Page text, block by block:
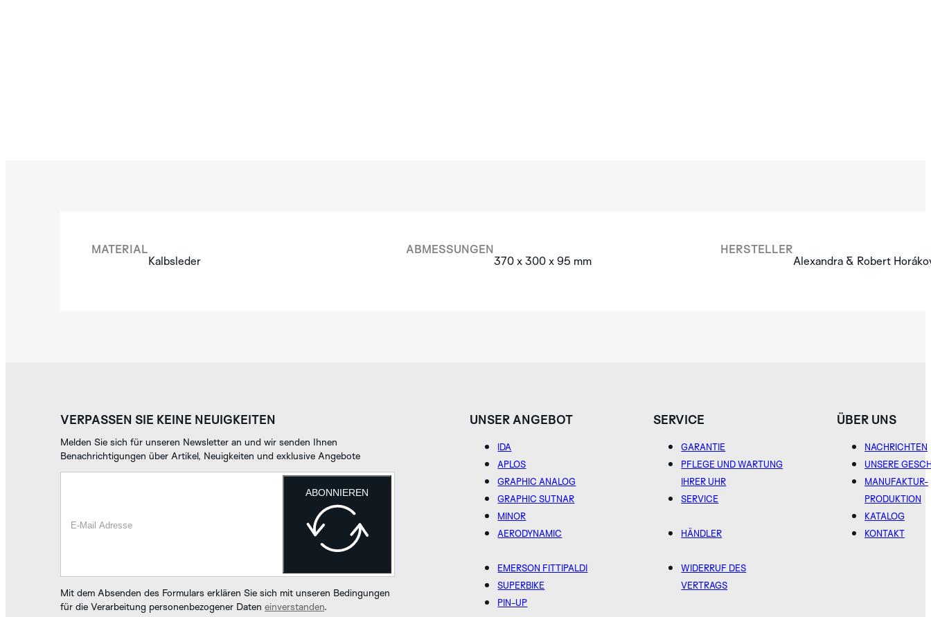
MATERIAL
Kalbsleder
ABMESSUNGEN
370 x 300 x 95 mm
HERSTELLER
Alexandra & Robert
VERPASSEN SIE KEINE NEUIGKEITEN
Melden Sie sich für unseren Newsletter an und wir senden Ihnen
Benachrichtigungen über Artikel, Neuigkeiten und exklusive Angebote
ABONNIEREN
Mit dem Absenden des Formulars erklären Sie sich mit unseren Bedingungen
für die Verarbeitung personenbezogener Daten einverstanden.
UNSER ANGEBOT
IDA
APLOS
GRAPHIC ANALOG
GRAPHIC SUTNAR
MINOR
AERODYNAMIC
EMERSON FITTIPALDI
SUPERBIKE
PIN-UP
SERVICE
GARANTIE
PFLEGE UND WARTUNG
IHRER UHR
SERVICE
HÄNDLER
WIDERRUF DES
VERTRAGS
ÜBER UNS
NACHRICHTEN
UNSERE
MANUFAKTUR-
PRODUKTION
KATALOG
KONTAKT